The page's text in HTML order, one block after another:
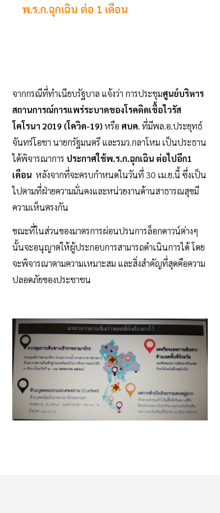
พ.ร.ก.ฉุกเฉิน ต่อ 1 เดือน
จากกรณีที่ทำเนียบรัฐบาล แจ้งว่า การประชุมศูนย์บริหาร
สถานการณ์การแพร่ระบาดของโรคติดเชื้อไวรัส
โคโรนา 2019 (โควิด-19) หรือ ศบค . ที่มีพล.อ.ประยุทธ์
จันทร์โอชา นายกรัฐมนตรี และรมว.กลาโหม เป็นประธาน
ได้พิจารณาการ ประกาศใช้พ.ร.ก.ฉุกเฉิน ต่อไปอีก1
เดือน หลังจากที่จะครบกำหนดในวันที่ 30 เม.ย.นี้ ซึ่งเป็น
ไปตามที่ฝ่ายความมั่นคงและหน่วยงานด้านสาธารณสุขมี
ความเห็นตรงกัน
ขณะที่ในส่วนของมาตรการผ่อนปรนการล็อกดาวน์ต่างๆ
นั้นจะอนุญาตให้ผู้ประกอบการสามารถดำเนินการได้ โดย
จะพิจารณาตามความเหมาะสม และสิ่งสำคัญที่สุดคือความ
ปลอดภัยของประชาชน